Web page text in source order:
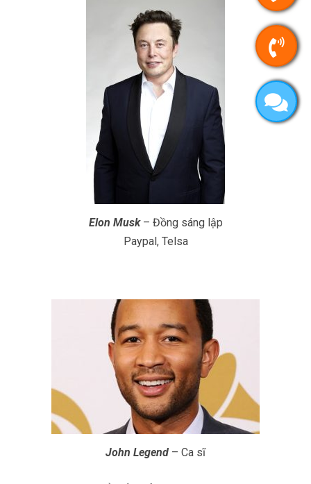
Elon Musk– Đồng sáng lập
Paypal, Telsa
John Legend – Ca sĩ